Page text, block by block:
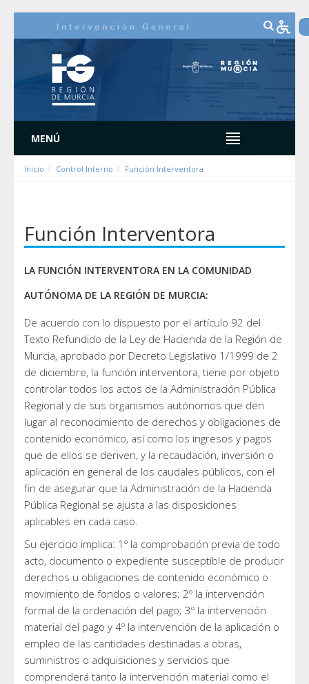
MENÚ
Inicio Control Interno Función Interventora
Función Interventora
LA FUNCIÓN INTERVENTORA EN LA COMUNIDAD
AUTÓNOMA DE LA REGIÓN DE MURCIA:
De acuerdo con lo dispuesto por el artículo 92 del
Texto Refundido de la Ley de Hacienda de la Región de
Murcia, aprobado por Decreto Legislativo 1/1999 de 2
de diciembre, la función interventora, tiene por objeto
controlar todos los actos de la Administración Pública
Regional y de sus organismos autónomos que den
lugar al reconocimiento de derechos y obligaciones de
contenido económico, así como los ingresos y pagos
que de ellos se deriven, y la recaudación, inversión o
aplicación en general de los caudales públicos, con el
fin de asegurar que la Administración de la Hacienda
Pública Regional se ajusta a las disposiciones
aplicables en cada caso.
Su ejercicio implica: 1º la comprobación previa de todo
acto, documento o expediente susceptible de producir
derechos u obligaciones de contenido económico o
movimiento de fondos o valores; 2º la intervención
formal de la ordenación del pago; 3º la intervención
material del pago y 4º la intervención de la aplicación o
empleo de las cantidades destinadas a obras,
suministros o adquisiciones y servicios que
comprenderá tanto la intervención material como el